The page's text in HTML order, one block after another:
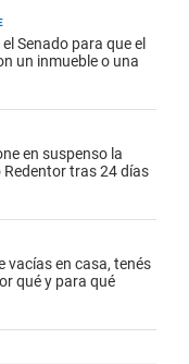
Senado para que el
un inmueble o una
en suspenso la
tras 24 días
vacías en casa, tenés
qué y para qué